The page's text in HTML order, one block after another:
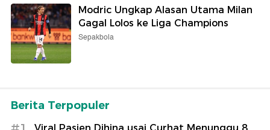
Modric Ungkap Alasan Utama Milan
Gagal Lolos ke Liga Champions
Sepakbola
Berita Terpopuler
Viral Pasien Dihina usai Curhat Menunggu 8